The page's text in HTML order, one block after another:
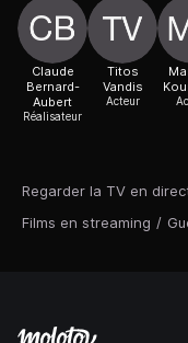
Regarder la TV en
Films en streaming /
Claude
Bernard-
Aubert
Réalisateur
Titos
Vandis
Acteur